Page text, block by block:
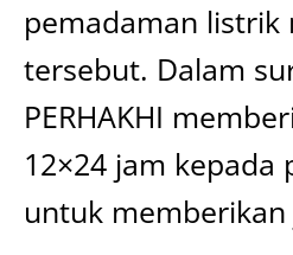
pemadaman listrik
tersebut. Dalam
PERHAKHI
12×24 jam kepada
untuk